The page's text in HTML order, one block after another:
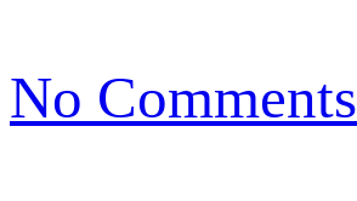
No Comments